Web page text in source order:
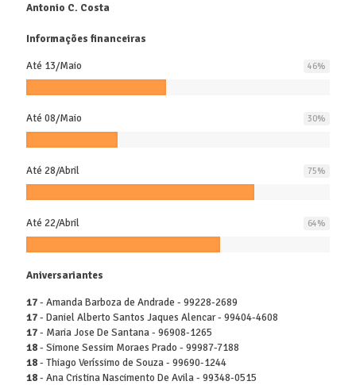
Antonio C. Costa
Informações financeiras
Até 13/Maio 46%
Até 08/Maio 30%
Até 28/Abril 75%
Até 22/Abril 64%
Aniversariantes
17- Amanda Barboza de Andrade - 99228-2689
17- Daniel Alberto Santos Jaques Alencar - 99404-4608
17- Maria Jose De Santana - 96908-1265
18- Simone Sessim Moraes Prado - 99987-7188
18- Thiago Veríssimo de Souza - 99690-1244
18- Ana Cristina Nascimento De Avila - 99348-0515